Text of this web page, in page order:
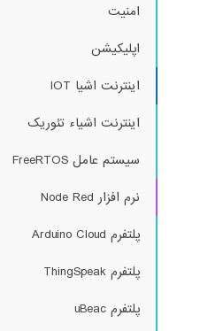
امنیت
اپلیکیشن
اینترنت اشیا IOT
اینترنت اشیاء تئوریک
سیستم عامل FreeRTOS
نرم افزار Node Red
پلتفرم Arduino Cloud
پلتفرم ThingSpeak
پلتفرم uBeac